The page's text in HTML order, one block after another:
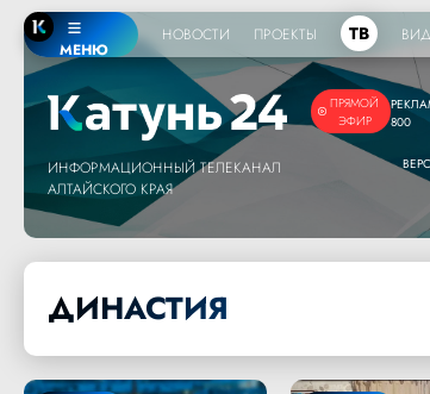
МЕНЮ
НОВОСТИ ПРОЕКТЫ ТВ
ПРЯМОЙ
ЭФИР
ИНФОРМАЦИОННЫЙ ТЕЛЕКАНАЛ
АЛТАЙСКОГО КРАЯ
800
ДИНАСТИЯ